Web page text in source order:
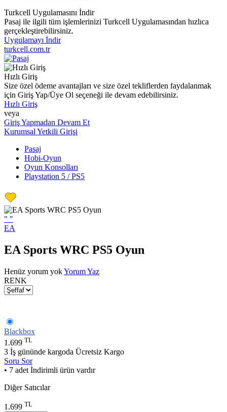
Turkcell Uygulamasını İndir
Pasaj ile ilgili tüm işlemlerinizi Turkcell Uygulamasından hızlıca
gerçekleştirebilirsiniz.
Uygulamayı İndir
turkcell.com.tr
Hızlı Giriş
Size özel ödeme avantajları ve size özel tekliflerden faydalanmak
için Giriş Yap/Üye Ol seçeneği ile devam edebilirsiniz.
Hızlı Giriş
veya
Giriş Yapmadan Devam Et
Kurumsal Yetkili Girişi
Pasaj
Hobi-Oyun
Oyun Konsolları
Playstation 5 / PS5
" "
EA
EA Sports WRC PS5 Oyun
Henüz yorum yokYorum Yaz
RENK
Blackbox
1.699 TL
3 İş gününde kargoda Ücretsiz Kargo
Soru Sor
• 7 adet İndirimli ürün vardır
Diğer Satıcılar
1.699 TL